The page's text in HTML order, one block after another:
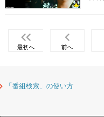
最初へ 前へ
「番組検索」の使い方